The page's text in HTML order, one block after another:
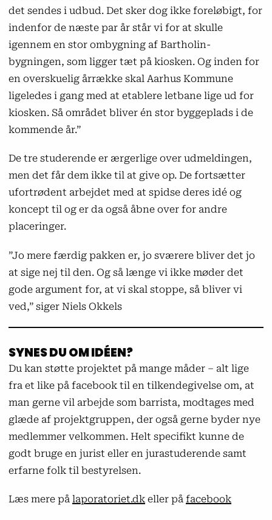
det sendes i udbud. Det sker dog ikke foreløbigt, for
indenfor de næste par år står vi for at skulle
igennem en stor ombygning af Bartholin-
bygningen, som ligger tæt på kiosken. Og inden for
en overskuelig årrække skal Aarhus Kommune
ligeledes i gang med at etablere letbane lige ud for
kiosken. Så området bliver én stor byggeplads i de
kommende år.”
De tre studerende er ærgerlige over udmeldingen,
men det får dem ikke til at give op. De fortsætter
ufortrødent arbejdet med at spidse deres idé og
koncept til og er da også åbne over for andre
placeringer.
”Jo mere færdig pakken er, jo sværere bliver det jo
at sige nej til den. Og så længe vi ikke møder det
gode argument for, at vi skal stoppe, så bliver vi
ved,” siger Niels Okkels
SYNES DU OM IDÉEN?
Du kan støtte projektet på mange måder – alt lige
fra et like på facebook til en tilkendegivelse om, at
man gerne vil arbejde som barrista, modtages med
glæde af projektgruppen, der også gerne byder nye
medlemmer velkommen. Helt specifikt kunne de
godt bruge en jurist eller en jurastuderende samt
erfarne folk til bestyrelsen.
Læs mere på laporatoriet.dkeller på facebook